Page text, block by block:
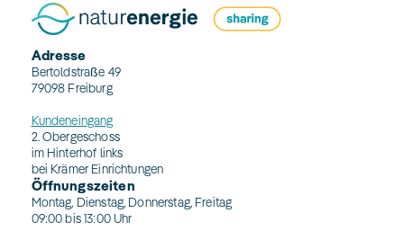
Adresse
Bertoldstraße 49
79098 Freiburg
Kundeneingang
2. Obergeschoss
im Hinterhof links
bei Krämer Einrichtungen
Öffnungszeiten
Montag, Dienstag, Donnerstag, Freitag
09:00 bis 13:00 Uhr